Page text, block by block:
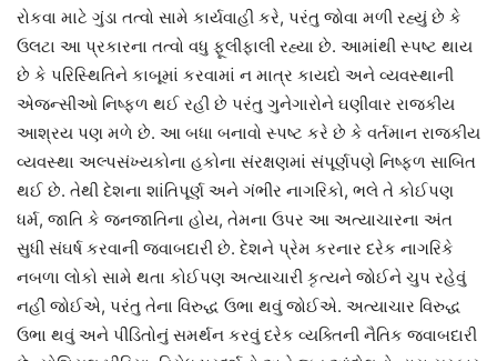
રોકવા માટે ગુંડા તત્વો સામે કાર્યવાહી કરે, પરંતુ જોવા મળી રહ્યું છે કે
ઉલટા આ પ્રકારના તત્વો વધુ ફૂલીફાલી રહ્યા છે. આમાંથી સ્પષ્ટ થાય
છે કે પરિસ્થિતિને કાબૂમાં કરવામાં ન માત્ર કાયદો અને વ્યવસ્થાની
એજન્સીઓ નિષ્ફળ થઈ રહી છે પરંતુ ગુનેગારોને ઘણીવાર રાજકીય
આશ્રય પણ મળે છે. આ બધા બનાવો સ્પષ્ટ કરે છે કે વર્તમાન રાજકીય
વ્યવસ્થા અલ્પસંખ્યકોના હકોના સંરક્ષણમાં સંપૂર્ણપણે નિષ્ફળ સાબિત
થઈ છે. તેથી દેશના શાંતિપૂર્ણ અને ગંભીર નાગરિકો, ભલે તે કોઈપણ
ધર્મ, જાતિ કે જનજાતિના હોય, તેમના ઉપર આ અત્યાચારના અંત
સુધી સંઘર્ષ કરવાની જવાબદારી છે. દેશને પ્રેમ કરનાર દરેક નાગરિકે
નબળા લોકો સામે થતા કોઈપણ અત્યાચારી કૃત્યને જોઈને ચુપ રહેવું
નહીં જોઈએ, પરંતુ તેના વિરુદ્ધ ઉભા થવું જોઈએ. અત્યાચાર વિરુદ્ધ
ઉભા થવું અને પીડિતોનું સમર્થન કરવું દરેક વ્યક્તિની નૈતિક જવાબદારી